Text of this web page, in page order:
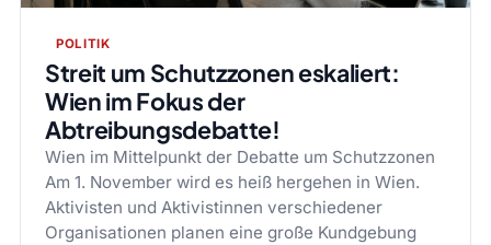
POLITIK
Streit um Schutzzonen eskaliert:
Wien im Fokus der
Abtreibungsdebatte!
Wien im Mittelpunkt der Debatte um Schutzzonen
Am 1. November wird es heiß hergehen in Wien.
Aktivisten und Aktivistinnen verschiedener
Organisationen planen eine große Kundgebung